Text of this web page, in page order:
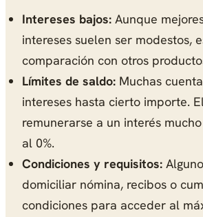
Intereses bajos: Aunque
intereses suelen ser modestos,
comparación con otros
Límites de saldo: Muchas
intereses hasta cierto importe.
remunerarse a un interés
al 0%.
Condiciones y requisitos:
domiciliar nómina, recibos o
condiciones para acceder al